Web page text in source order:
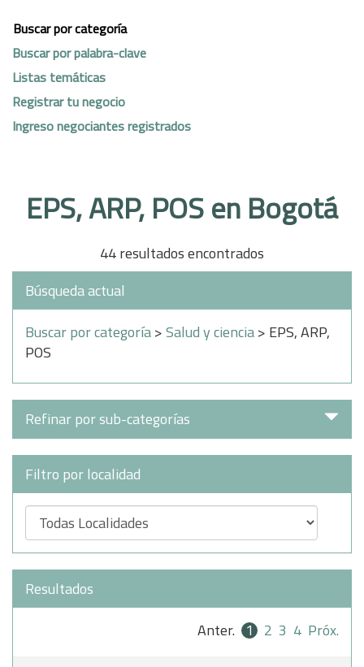
Buscar por categoría
Buscar por palabra-clave
Listas temáticas
Registrar tu negocio
Ingreso negociantes registrados
EPS, ARP, POS en Bogotá
44 resultados encontrados
Búsqueda actual
Buscar por categoría>Salud y ciencia> EPS, ARP,
POS
Refinar por sub-categorías
Filtro por localidad
Resultados
Anter. 1 2 3 4 Próx.